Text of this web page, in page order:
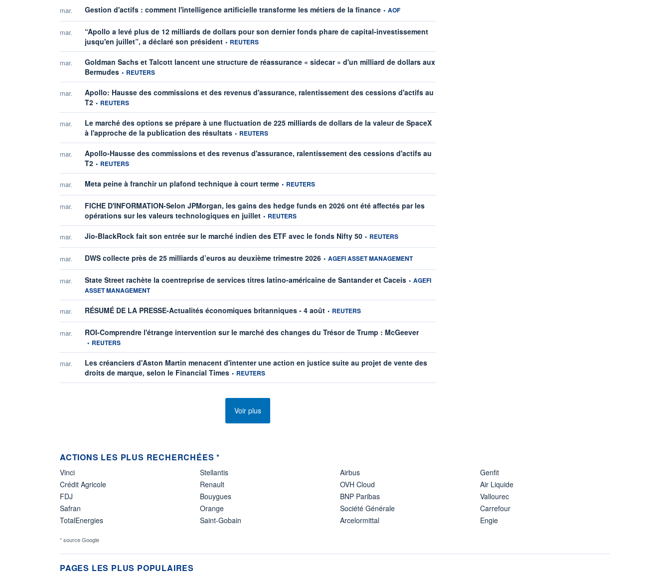
mar. Gestion d'actifs : comment l'intelligence artificielle transforme les métiers de la finance information fournie par
• AOF
mar.
“Apollo a levé plus de 12 milliards de dollars pour son dernier fonds phare de capital-investissement
jusqu'en juillet”, a déclaré son présidentinformation fournie par
• REUTERS
mar.
Goldman Sachs et Talcott lancent une structure de réassurance « sidecar » d'un milliard de dollars aux
Bermudes information fournie par
• REUTERS
mar.
Apollo: Hausse des commissions et des revenus d'assurance, ralentissement des cessions d'actifs au
T2information fournie par
• REUTERS
mar.
Le marché des options se prépare à une fluctuation de 225 milliards de dollars de la valeur de SpaceX
à l'approche de la publication des résultats information fournie par
• REUTERS
mar.
Apollo-Hausse des commissions et des revenus d'assurance, ralentissement des cessions d'actifs au
T2information fournie par
• REUTERS
mar. Meta peine à franchir un plafond technique à court terme information fournie par
• REUTERS
mar.
FICHE D'INFORMATION-Selon JPMorgan, les gains des hedge funds en 2026 ont été affectés par les
opérations sur les valeurs technologiques en juilletinformation fournie par
• REUTERS
mar. Jio-BlackRock fait son entrée sur le marché indien des ETF avec le fonds Nifty 50information fournie par
• REUTERS
mar. DWS collecte près de 25 milliards d’euros au deuxième trimestre 2026 information fournie par
• AGEFI ASSET MANAGEMENT
mar. State Street rachète la coentreprise de services titres latino-américaine de Santander et Caceis information fournie par
• AGEFI
ASSET MANAGEMENT
mar. RÉSUMÉ DE LA PRESSE-Actualités économiques britanniques - 4 aoûtinformation fournie par
• REUTERS
mar. ROI-Comprendre l'étrange intervention sur le marché des changes du Trésor de Trump : McGeeverinformation fournie par
• REUTERS
mar.
Les créanciers d'Aston Martin menacent d'intenter une action en justice suite au projet de vente des
droits de marque, selon le Financial Times information fournie par
• REUTERS
Voir plus
ACTIONS LES PLUS RECHERCHÉES *
Vinci
Crédit Agricole
FDJ
Safran
TotalEnergies
Stellantis
Renault
Bouygues
Orange
Saint-Gobain
Airbus
OVH Cloud
BNP Paribas
Société Générale
Arcelormittal
Genfit
Air Liquide
Vallourec
Carrefour
Engie
* source Google
PAGES LES PLUS POPULAIRES